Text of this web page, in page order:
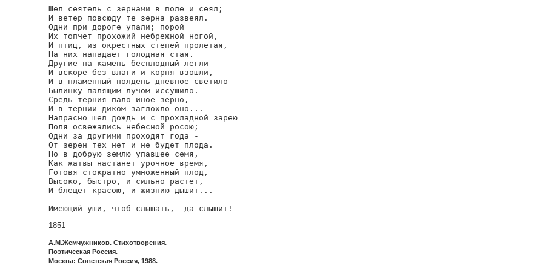
Шел сеятель с зернами в поле и сеял;
И ветер повсюду те зерна развеял.
Одни при дороге упали; порой
Их топчет прохожий небрежной ногой,
И птиц, из окрестных степей пролетая,
На них нападает голодная стая.
Другие на камень бесплодный легли
И вскоре без влаги и корня взошли,-
И в пламенный полдень дневное светило
Былинку палящим лучом иссушило.
Средь терния пало иное зерно,
И в тернии диком заглохло оно...
Напрасно шел дождь и с прохладной зарею
Поля освежались небесной росою;
Одни за другими проходят года -
От зерен тех нет и не будет плода.
Но в добрую землю упавшее семя,
Как жатвы настанет урочное время,
Готовя стократно умноженный плод,
Высоко, быстро, и сильно растет,
И блещет красою, и жизнию дышит...
Имеющий уши, чтоб слышать,- да слышит!
1851
А.М.Жемчужников. Стихотворения.
Поэтическая Россия.
Москва: Советская Россия, 1988.